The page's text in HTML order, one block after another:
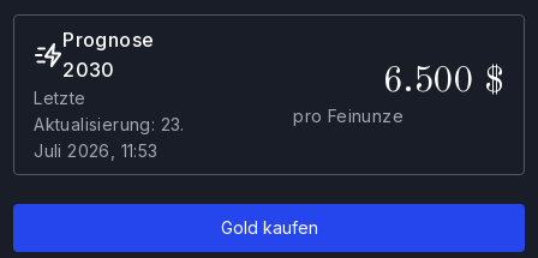
Prognose
2030
Letzte
Aktualisierung: 23.
Juli 2026, 11:53
6.500 $
pro Feinunze
Gold kaufen